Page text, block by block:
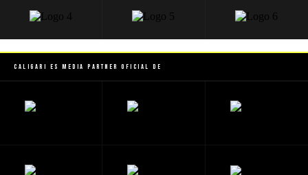
Caligari es Media Partner Oficial de